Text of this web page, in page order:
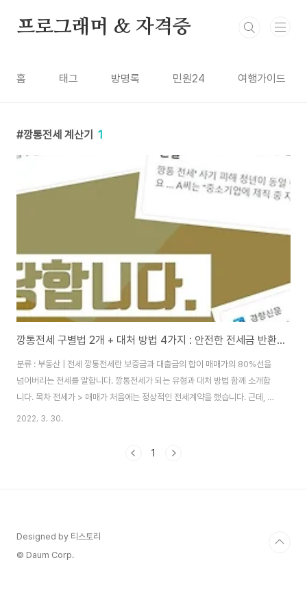
프로그래머 & 자격증
홈 태그 방명록 민원24 여행가이드
깡통전세 계산기 1
깡통전세 구별법 2개 + 대처 방법 4가지 : 안전한 전세금 반환 요령
분류 : 부동산 | 전세 깡통전세란 보증금과 대출금의 합이 매매가의 80%선을
넘어버리는 전세를 말합니다. 깡통전세가 되는 유형과 대처 방법 함께 소개합
니다. 목차 전세가 > 매매가 처음에는 정상적인 전세계약을 했습니다. 근데, 최
근처럼 전세가가 갑자기 급등해서 매매가를 따라잡아버린 경우입니다. 쉽게 말
급등하다가 심하면 역전세까지 가는 경우도 있어요. [역 전세. 전세 가격, 매매
2022. 3. 30.
1
Designed by 티스토리
© Daum Corp.